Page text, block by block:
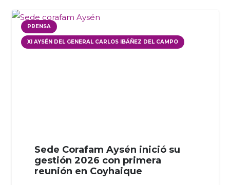
PRENSA
XI AYSÉN DEL GENERAL CARLOS IBÁÑEZ DEL CAMPO
Sede Corafam Aysén inició su
gestión 2026 con primera
reunión en Coyhaique